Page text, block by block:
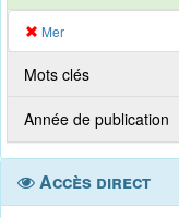
Mer
Mots clés
Année de publication
Accès direct